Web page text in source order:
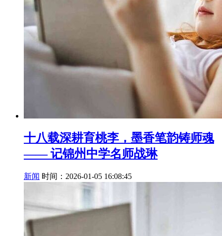
十八载深耕育桃李，墨香笔韵铸师魂
—— 记锦州中学名师战琳
新闻 时间：2026-01-05 16:08:45